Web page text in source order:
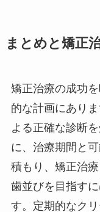
まとめと矯正
矯正治療の成功
的な計画にあり
よる正確な診断
に、治療期間と
積もり、矯正治
歯並びを目指す
す。定期的なク